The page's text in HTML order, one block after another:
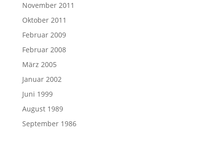
November 2011
Oktober 2011
Februar 2009
Februar 2008
März 2005
Januar 2002
Juni 1999
August 1989
September 1986